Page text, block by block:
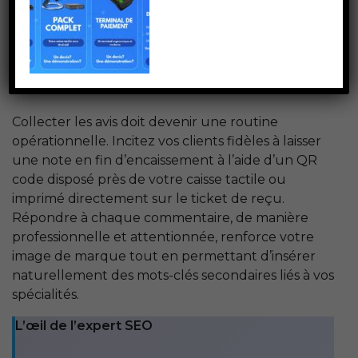
positionnement. Plus votre établissement
accumule de retours d’expérience positifs, plus
Google le jugera digne de confiance et le mettra
en avant.
Collecter les avis doit devenir une routine
opérationnelle. Incitez vos clients fidèles à laisser
une note en fin d’encaissement à l’aide d’un QR
code disposé près de votre caisse tactile ou
imprimé directement sur le ticket de reçu.
Répondre à chaque commentaire, de manière
professionnelle et attentionnée, renforce votre
image de marque tout en permettant d’insérer
naturellement des mots-clés secondaires liés à vos
spécialités.
L’œil de l’expert SEO